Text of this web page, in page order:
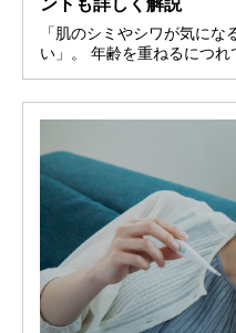
「肌のシミやシワが気に
い」。 年齢を重ねるにつ